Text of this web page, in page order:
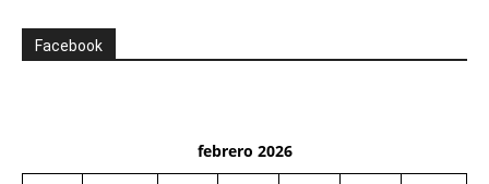
Facebook
febrero 2026